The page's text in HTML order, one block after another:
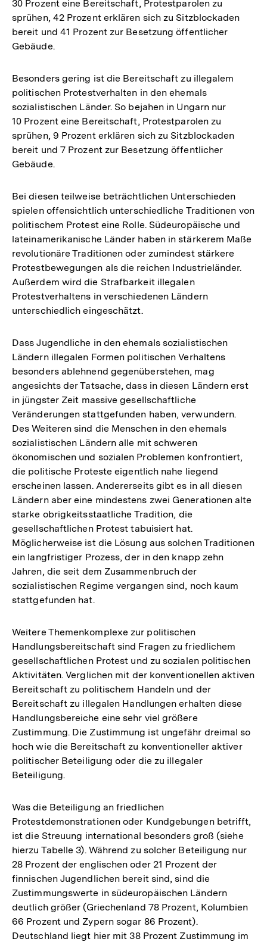
30 Prozent eine Bereitschaft, Protestparolen zu
sprühen, 42 Prozent erklären sich zu Sitzblockaden
bereit und 41 Prozent zur Besetzung öffentlicher
Gebäude.
Besonders gering ist die Bereitschaft zu illegalem
politischen Protestverhalten in den ehemals
sozialistischen Länder. So bejahen in Ungarn nur
10 Prozent eine Bereitschaft, Protestparolen zu
sprühen, 9 Prozent erklären sich zu Sitzblockaden
bereit und 7 Prozent zur Besetzung öffentlicher
Gebäude.
Bei diesen teilweise beträchtlichen Unterschieden
spielen offensichtlich unterschiedliche Traditionen von
politischem Protest eine Rolle. Südeuropäische und
lateinamerikanische Länder haben in stärkerem Maße
revolutionäre Traditionen oder zumindest stärkere
Protestbewegungen als die reichen Industrieländer.
Außerdem wird die Strafbarkeit illegalen
Protestverhaltens in verschiedenen Ländern
unterschiedlich eingeschätzt.
Dass Jugendliche in den ehemals sozialistischen
Ländern illegalen Formen politischen Verhaltens
besonders ablehnend gegenüberstehen, mag
angesichts der Tatsache, dass in diesen Ländern erst
in jüngster Zeit massive gesellschaftliche
Veränderungen stattgefunden haben, verwundern.
Des Weiteren sind die Menschen in den ehemals
sozialistischen Ländern alle mit schweren
ökonomischen und sozialen Problemen konfrontiert,
die politische Proteste eigentlich nahe liegend
erscheinen lassen. Andererseits gibt es in all diesen
Ländern aber eine mindestens zwei Generationen alte
starke obrigkeitsstaatliche Tradition, die
gesellschaftlichen Protest tabuisiert hat.
Möglicherweise ist die Lösung aus solchen Traditionen
ein langfristiger Prozess, der in den knapp zehn
Jahren, die seit dem Zusammenbruch der
sozialistischen Regime vergangen sind, noch kaum
stattgefunden hat.
Weitere Themenkomplexe zur politischen
Handlungsbereitschaft sind Fragen zu friedlichem
gesellschaftlichen Protest und zu sozialen politischen
Aktivitäten. Verglichen mit der konventionellen aktiven
Bereitschaft zu politischem Handeln und der
Bereitschaft zu illegalen Handlungen erhalten diese
Handlungsbereiche eine sehr viel größere
Zustimmung. Die Zustimmung ist ungefähr dreimal so
hoch wie die Bereitschaft zu konventioneller aktiver
politischer Beteiligung oder die zu illegaler
Beteiligung.
Was die Beteiligung an friedlichen
Protestdemonstrationen oder Kundgebungen betrifft,
ist die Streuung international besonders groß (siehe
hierzu Tabelle 3). Während zu solcher Beteiligung nur
28 Prozent der englischen oder 21 Prozent der
finnischen Jugendlichen bereit sind, sind die
Zustimmungswerte in südeuropäischen Ländern
deutlich größer (Griechenland 78 Prozent, Kolumbien
66 Prozent und Zypern sogar 86 Prozent).
Deutschland liegt hier mit 38 Prozent Zustimmung im